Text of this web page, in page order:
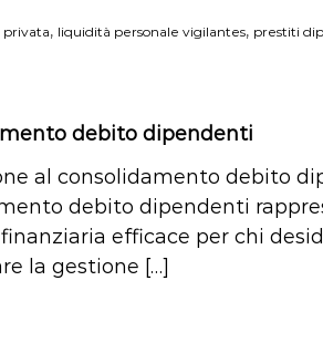
, liquidità personale vigilantes, prestiti
debito dipendenti
al consolidamento debito
debito dipendenti
efficace per chi
la gestione […]